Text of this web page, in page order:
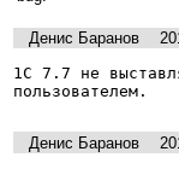
Денис Баранов
1С 7.7 не
пользователем.
Денис Баранов